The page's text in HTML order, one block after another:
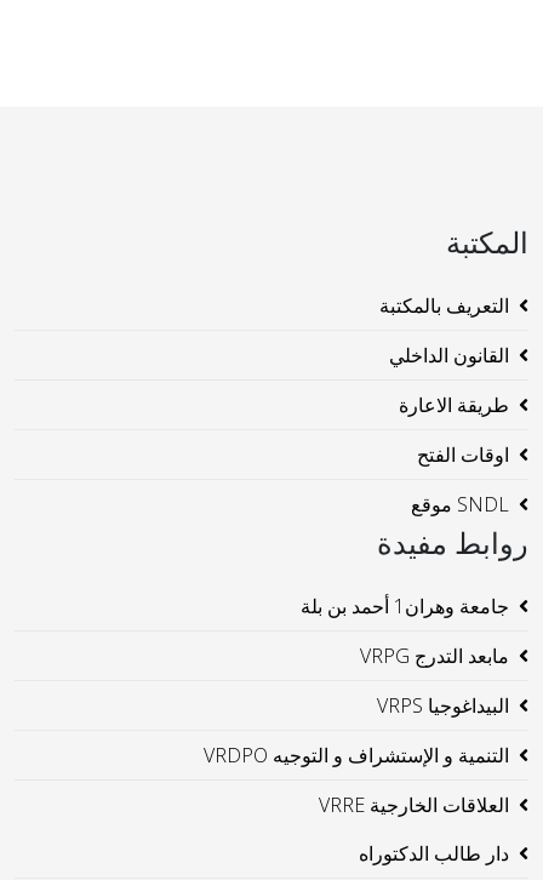
المكتبة
التعريف بالمكتبة
القانون الداخلي
طريقة الاعارة
اوقات الفتح
SNDL موقع
روابط مفيدة
جامعة وهران1 أحمد بن بلة
مابعد التدرج VRPG
البيداغوجيا VRPS
التنمية و الإستشراف و التوجيه VRDPO
العلاقات الخارجية VRRE
دار طالب الدكتوراه